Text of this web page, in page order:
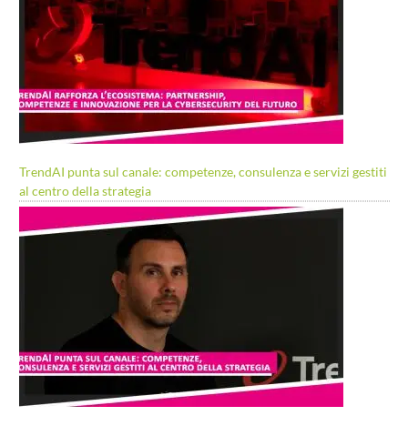
TrendAI punta sul canale: competenze, consulenza e servizi gestiti
al centro della strategia